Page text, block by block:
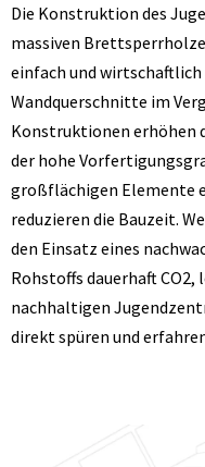
Die Konstruktion des
massiven
einfach und wirtschaftlich
Wandquerschnitte im
Konstruktionen erhöhen
der hohe
großflächigen Elemente
reduzieren die Bauzeit.
den Einsatz eines
Rohstoffs dauerhaft
nachhaltigen
direkt spüren und